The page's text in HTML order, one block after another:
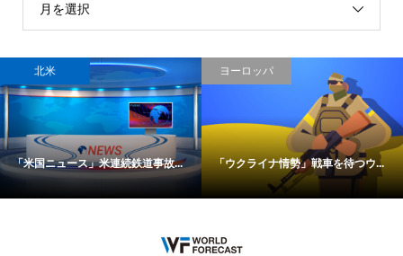
月を選択
北米
「米国ニュース」米連続鉄道事故...
ヨーロッパ
「ウクライナ情勢」戦車を待つウ...